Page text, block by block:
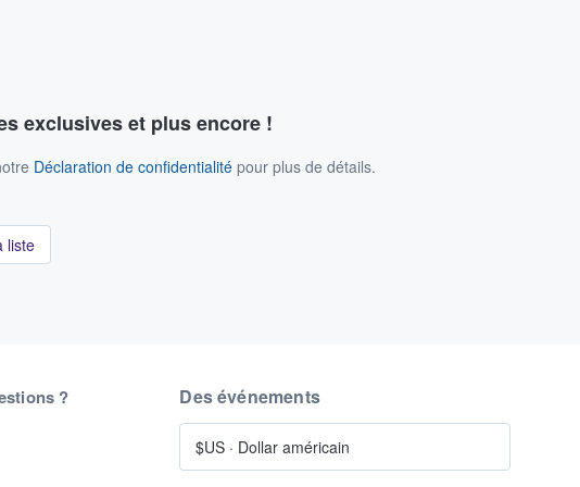
exclusives et plus encore !
Déclaration de confidentialité pour plus de détails.
liste
? Des événements
$US · Dollar américain